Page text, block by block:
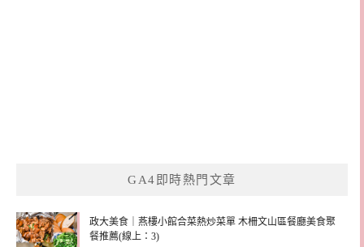
GA4即時熱門文章
政大美食｜燕樓小館合菜熱炒菜單 木柵文山區餐廳美食聚
餐推薦(線上：3)